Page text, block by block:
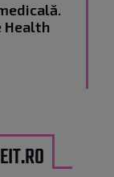
Health